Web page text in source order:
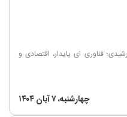
فناوری‌ ای پایدار، اقتصادی و
چهارشنبه، ۷ آبان ۱۴۰۴